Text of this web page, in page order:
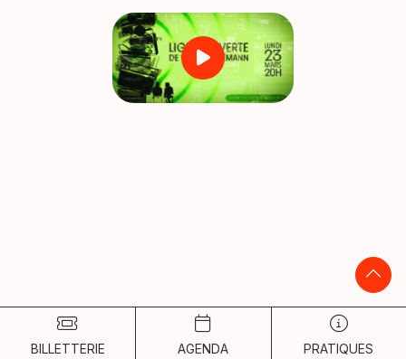
BILLETTERIE AGENDA PRATIQUES